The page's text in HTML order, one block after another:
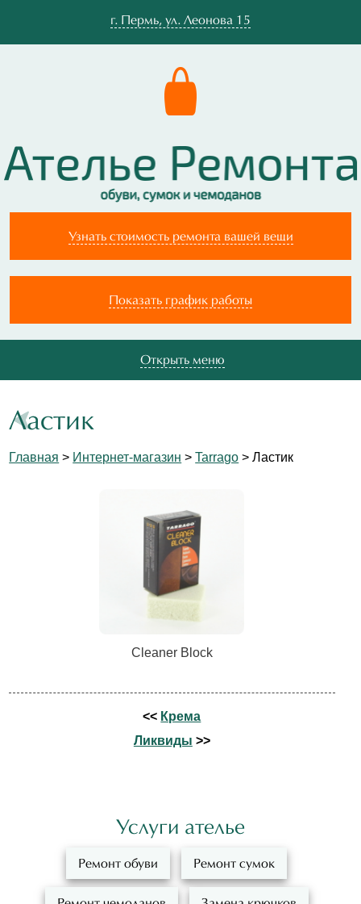
г. Пермь, ул. Леонова 15
Узнать стоимость ремонта вашей вещи
Показать график работы
Открыть меню
Ластик
Главная > Интернет-магазин >Tarrago > Ластик
Cleaner Block
<< Крема
Ликвиды >>
Услуги ателье
Ремонт обуви Ремонт сумок